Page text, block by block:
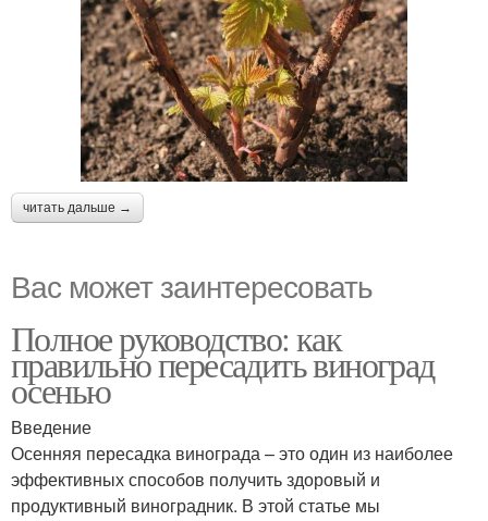
читать дальше →
Вас может заинтересовать
Полное руководство: как
правильно пересадить виноград
осенью
Введение
Осенняя пересадка винограда – это один из наиболее
эффективных способов получить здоровый и
продуктивный виноградник. В этой статье мы